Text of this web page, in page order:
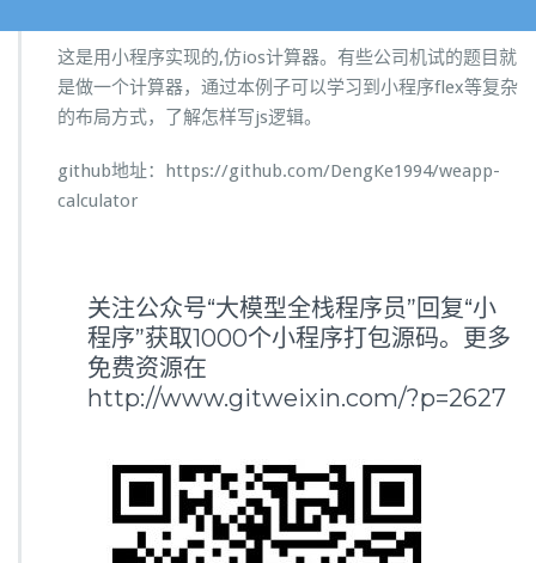
这是用小程序实现的,仿ios计算器。有些公司机试的题目就
是做一个计算器，通过本例子可以学习到小程序flex等复杂
的布局方式，了解怎样写js逻辑。
github地址：https://github.com/DengKe1994/weapp-
calculator
关注公众号“大模型全栈程序员”回复“小
程序”获取1000个小程序打包源码。更多
免费资源在
http://www.gitweixin.com/?p=2627